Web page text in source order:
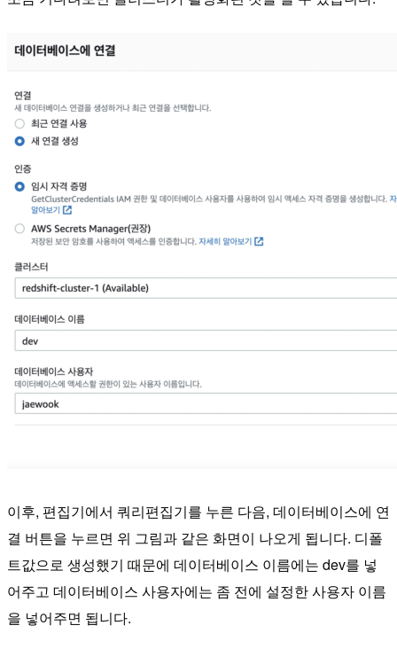
이후, 편집기에서 쿼리편집기를 누른 다음, 데이터베이스에 연
결 버튼을 누르면 위 그림과 같은 화면이 나오게 됩니다. 디폴
트값으로 생성했기 때문에 데이터베이스 이름에는 dev를 넣
어주고 데이터베이스 사용자에는 좀 전에 설정한 사용자 이름
을 넣어주면 됩니다.